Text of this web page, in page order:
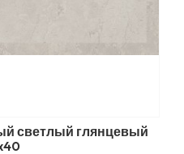
светлый глянцевый